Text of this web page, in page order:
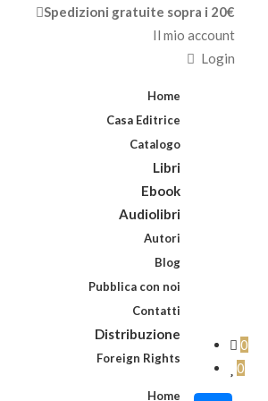
Spedizioni gratuite sopra i 20€
Il mio account
Login
Home
Casa Editrice
Catalogo
Libri
Ebook
Audiolibri
Autori
Blog
Pubblica con noi
Contatti
Distribuzione
Foreign Rights
Home
0
0